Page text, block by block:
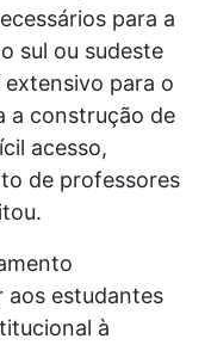
para a
sul ou sudeste
extensivo para o
a construção de
acesso,
de professores
aos estudantes
à